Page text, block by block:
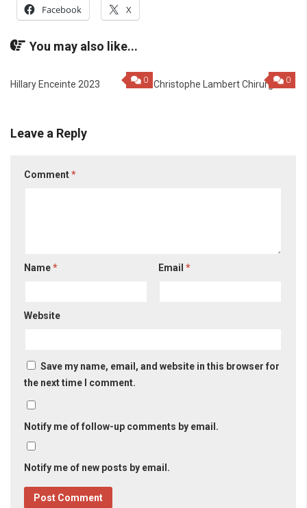
Facebook X
You may also like...
0
Hillary Enceinte 2023 0
Christophe Lambert Chirurgie
Leave a Reply
Comment*
Name* Email*
Website
Save my name, email, and website in this browser for
the next time I comment.
Notify me of follow-up comments by email.
Notify me of new posts by email.